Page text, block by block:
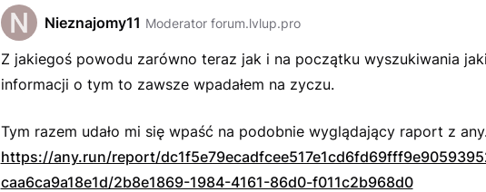
Nieznajomy11 Moderator forum.lvlup.pro
Z jakiegoś powodu zarówno teraz jak i na początku wyszukiwania
informacji o tym to zawsze wpadałem na zyczu.
Tym razem udało mi się wpaść na podobnie wyglądający raport z
https://any.run/report/
caa6ca9a18e1d/2b8e1869-1984-4161-86d0-f011c2b968d0